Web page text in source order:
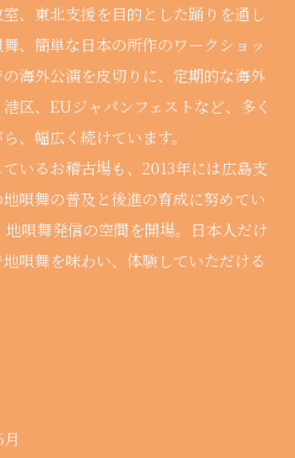
、東北支援を目的とした踊りを通し
、簡単な日本の所作のワークショッ
海外公演を皮切りに、定期的な海外
区、EUジャパンフェストなど、多く
、幅広く続けています。
いるお稽古場も、2013年には広島支
唄舞の普及と後進の育成に努めてい
唄舞発信の空間を開場。日本人だけ
唄舞を味わい、体験していただける